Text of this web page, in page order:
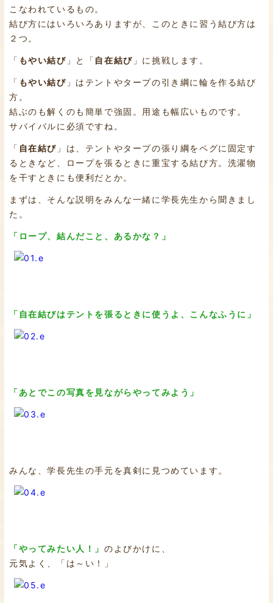
こなわれているもの。
結び方にはいろいろありますが、このときに習う結び方は
２つ。
「 もやい結び 」と「 自在結び 」に挑戦します。
「 もやい結び 」はテントやタープの引き綱に輪を作る結び
方。
結ぶのも解くのも簡単で強固。用途も幅広いものです。
サバイバルに必須ですね。
「 自在結び 」は、テントやタープの張り綱をペグに固定す
るときなど、ロープを張るときに重宝する結び方。洗濯物
を干すときにも便利だとか。
まずは、そんな説明をみんな一緒に学長先生から聞きまし
た。
「ロープ、結んだこと、あるかな？」
「自在結びはテントを張るときに使うよ、こんなふうに」
「あとでこの写真を見ながらやってみよう」
みんな、学長先生の手元を真剣に見つめています。
「やってみたい人！」 のよびかけに、
元気よく、「は～い！」